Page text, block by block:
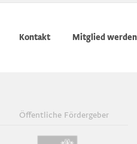
Kontakt Mitglied werden
Öffentliche Fördergeber